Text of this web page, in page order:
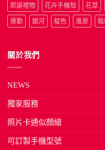
耶誕禮物 花卉手機殼 花草
運動 銀河 靛色 風景
關於我們
NEWS
獨家服務
照片卡通似顏繪
可訂製手機型號